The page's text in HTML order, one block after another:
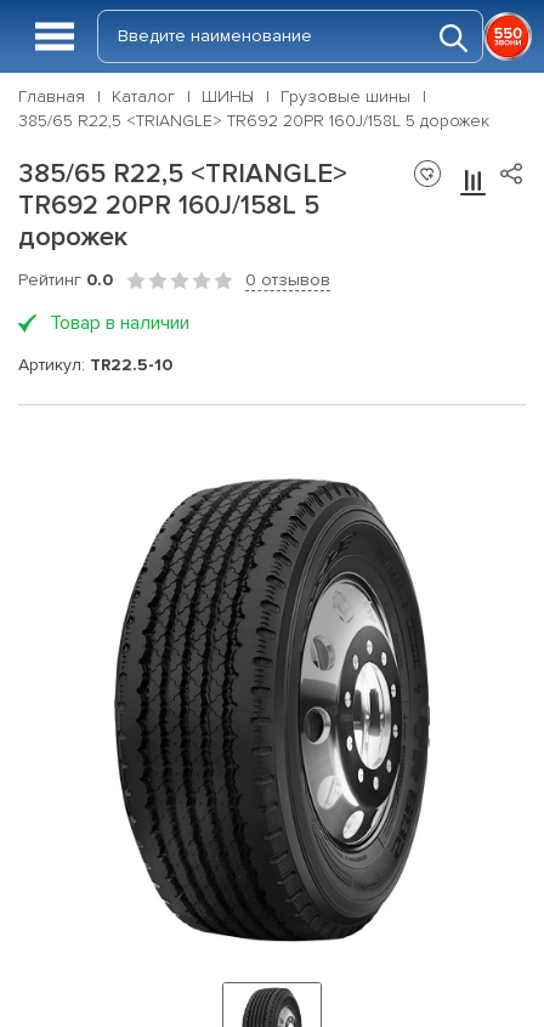
Главная Каталог ШИНЫ
Грузовые шины
385/65 R22,5 <TRIANGLE> TR692 20PR 160J/158L 5 дорожек
385/65 R22,5 <TRIANGLE>
TR692 20PR 160J/158L 5
дорожек
Рейтинг 0.0 0 отзывов
Товар в наличии
Артикул: TR22.5-10